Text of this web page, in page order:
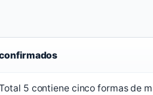
5 contiene cinco formas de